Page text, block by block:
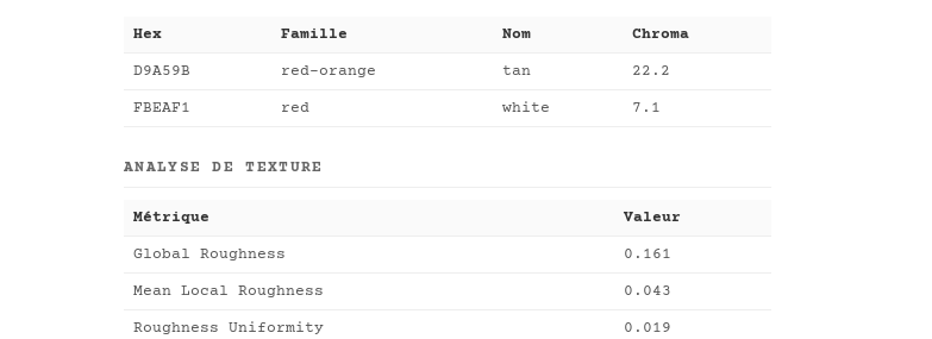
Hex Famille Nom Chroma
D9A59B red-orange tan 22.2
FBEAF1 red white 7.1
ANALYSE DE TEXTURE
Métrique Valeur
Global Roughness 0.161
Mean Local Roughness 0.043
Roughness Uniformity 0.019